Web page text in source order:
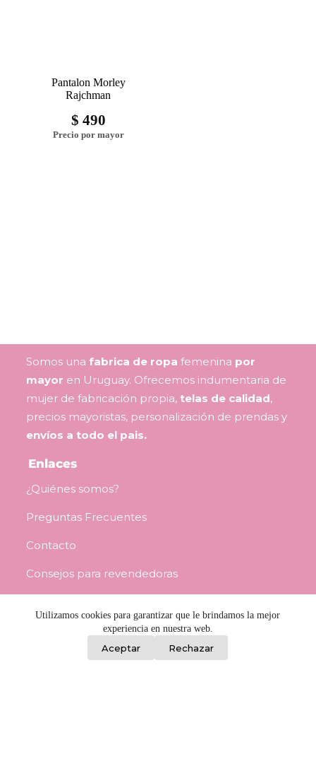
Utilizamos cookies para garantizar que le brindamos la mejor
experiencia en nuestra web.
Aceptar Rechazar
Pantalon Morley
Rajchman
$ 490
Somos una fabrica de ropa femenina por
mayor en Uruguay. Ofrecemos indumentaria de
mujer de fabricación propia, telas de calidad,
precios mayoristas, personalización de prendas y
envíos a todo el pais.
Enlaces
¿Quiénes somos?
Preguntas Frecuentes
Contacto
Consejos para revendedoras
Información